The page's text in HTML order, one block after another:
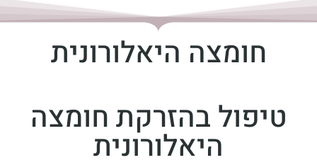
חומצה היאלורונית
טיפול בהזרקת חומצה
היאלורונית